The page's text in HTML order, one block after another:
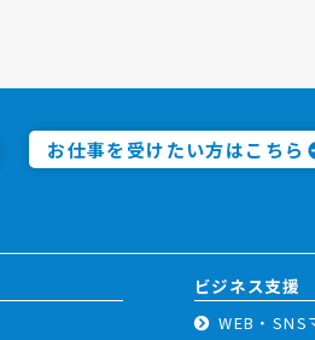
お仕事を受けたい方はこちら
ビジネス支援
WEB・SNS